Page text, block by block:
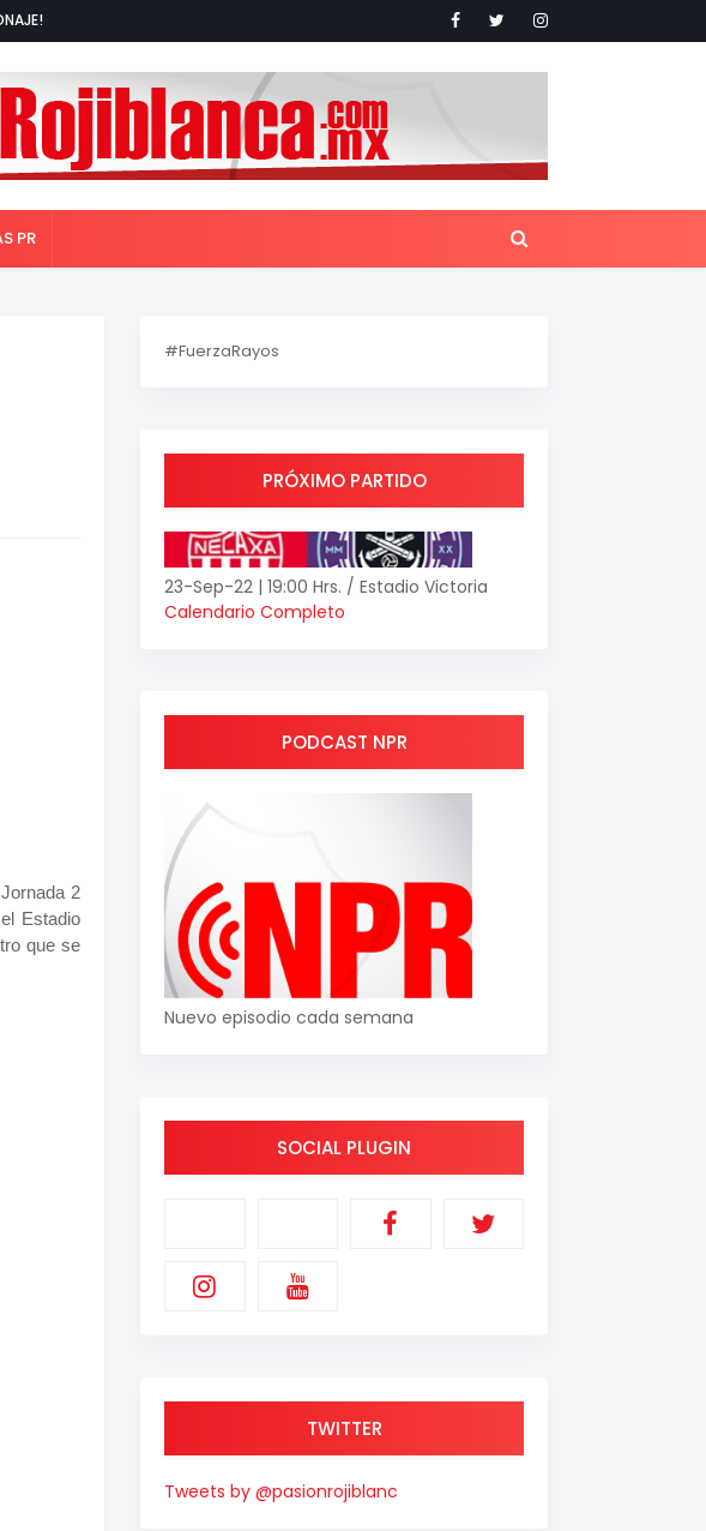
PR
2
Estadio
que se
#FuerzaRayos
PRÓXIMO PARTIDO
23-Sep-22 | 19:00 Hrs. / Estadio Victoria
Calendario Completo
PODCAST NPR
Nuevo episodio cada semana
SOCIAL PLUGIN
TWITTER
Tweets by @pasionrojiblanc